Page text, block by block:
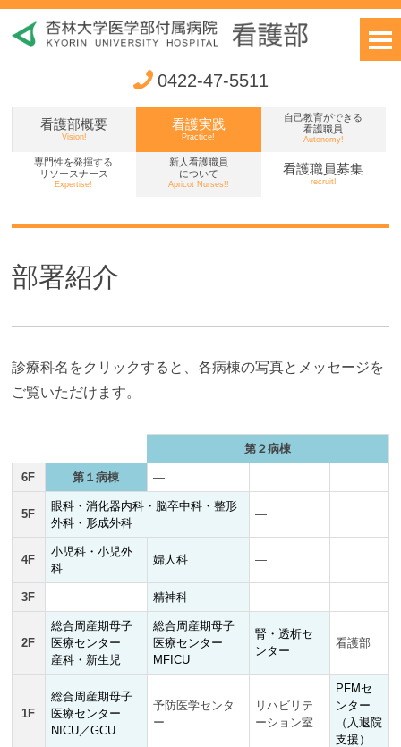
0422-47-5511
看護部概要
Vision!
看護実践
Practice!
自己教育ができる
看護職員
Autonomy!
専門性を発揮する
リソースナース
Expertise!
新人看護職員
について
Apricot Nurses!!
看護職員募集
recruit!
部署紹介
診療科名をクリックすると、各病棟の写真とメッセージを
ご覧いただけます。
第２病棟
6F 第１病棟 ―
5F
眼科・消化器内科・脳卒中科・整形
外科・形成外科
―
4F
小児科・小児外
科
婦人科 ―
3F ― 精神科 ― ―
2F
総合周産期母子
医療センター
産科・新生児
総合周産期母子
医療センター
MFICU
腎・透析セ
ンター
看護部
1F
総合周産期母子
医療センター
NICU／GCU
予防医学センタ
ー
リハビリテ
ーション室
PFMセ
ンター
（入退院
支援）